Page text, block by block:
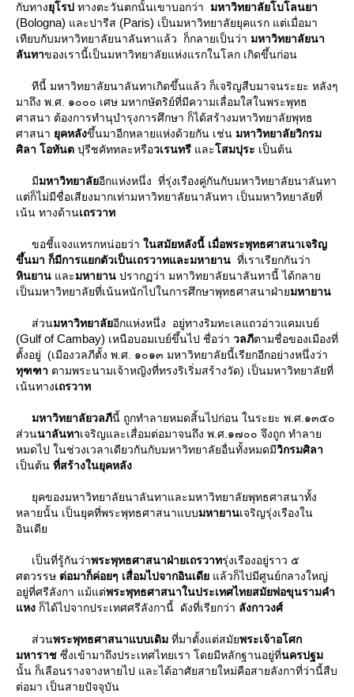
กับทางุโรป ทางตะวันตกนั้นเขาบอกว่า มหาวิทยาลัยโบโลนยา
(Bologna) ละปารีส (Paris) เป็นมหาวิทยาลัยยุคแรก แต่เมื่อมา
เทียบกับมหาวิทยาลัยนาลันทาแล้ว ก็กลายเป็นว่า มหาวิทยาลัยนา
ลันทาของเรานี้เป็นมหาวิทยาลัยแห่งแรกในโลก เกิดขึ้นก่อน
ทีนี้ มหาวิทยาลัยนาลันทาเกิดขึ้นแล้ว ก็เจริญสืบมาจนระยะ หลังๆ
มาถึง พ.ศ. ๑๐๐๐ เศษ มหากษัตริย์ที่มีความเลื่อมใสในพระพุทธ
ศาสนา ต้องการทํานุบํารุงการศึกษา ก็ได้สร้างมหาวิทยาลัยพุทธ
ศาสนา ุคหลังขึ้นมาอีกหลายแห่งด้วยกัน เช่น มหาวิทยาลัยวิกรม
ศิลา อทันต ปุรีชคัททละหรือวเรนทรี ละสมปุระ เป็นต้น
มีมหาวิทยาลัอีกแห่งหนึ่ง ที่รุ่งเรืองคู่กันกับมหาวิทยาลัยนาลันทา
ต่ก็ไม่มีชื่อเสียงมากเท่ามหาวิทยาลัยนาลันทา เป็นมหาวิทยาลัยที่
เน้น ทางด้านเถรวาท
ขอชี้แจงแทรกหน่อยว่า นสมัยหลังนี้ เมื่อพระพุทธศาสนาเจริญ
ขึ้นมา ก็มีการแยกตัวเป็นเถรวาทและมหายาน ที่เราเรียกกันว่า
หินยาน ละมหายาน ปรากฏว่า มหาวิทยาลัยนาลันทานี้ ได้กลา
เป็นมหาวิทยาลัยที่เน้นหนักไปในการศึกษาพุทธศาสนาฝ่ามหายาน
ส่วนมหาวิทยาลัอีกแห่งหนึ่ง อยู่ทางริมทะเลแถวอ่าวแคมเบย์
(Gulf of Cambay) เหนือบอมเบย์ขึ้นไป ชื่อว่า วลภีตามชื่อของเมืองที่
ตั้งอยู่ (เมืองวลภีตั้ง พ.ศ. ๑๐๑๓ มหาวิทยาลัยนี้เรียกอีกอย่างหนึ่งว่า
ทุฑฑา ตามพระนามเจ้าหญิงที่ทรงริเริ่มสร้างวัด) เป็นมหาวิทยาลัยที่
เน้นทางเถรวาท
มหาวิทยาลัยวลภีนี้ ถูกทําลายหมดสิ้นไปก่อน ในระยะ พ.ศ.๑๓๕๐
ส่วนนาลันทาเจริญและเสื่อมต่อมาจนถึง พ.ศ.๑๗๐๐ จึงถูก ทำลา
หมดไป ในช่วงเวลาเดียวกันกับมหาวิทยาลัยอื่นทั้งหมดมีวิกรมศิลา
เป็นต้น ที่สร้างในยุคหลัง
ุคของมหาวิทยาลัยนาลันทาและมหาวิทยาลัยพุทธศาสนาทั้ง
หลายนั้น เป็นยุคที่พระพุทธศาสนาแบบมหายานเจริญรุ่งเรืองใน
อินเดี
เป็นที่รู้กันว่าพระพุทธศาสนาฝ่ายเถรวาทรุ่งเรืองอยู่ราว ๕
ศตวรรษ ต่อมาก็ค่อยๆ เสื่อมไปจากอินเดี ล้วก็ไปมีศูนย์กลางใหญ่
อยู่ที่ศรีลังกา แม้แต่พระพุทธศาสนาในประเทศไทยสมัยพ่อขุนรามคํา
หง ก็ได้ไปจากประเทศศรีลังกานี้ ดังที่เรียกว่า ลังกาวงศ์
ส่วนพระพุทธศาสนาแบบเดิม ที่มาตั้งแต่สมัพระเจ้าอโศก
มหาราช ซึ่งเข้ามาถึงประเทศไทยเรา โดยมีหลักฐานอยู่ที่นครปฐม
นั้น ก็เลือนรางจางหายไป และได้อาศัยสายใหม่คือสายลังกาที่ว่านี้สืบ
ต่อมา เป็นสายปัจจุบัน